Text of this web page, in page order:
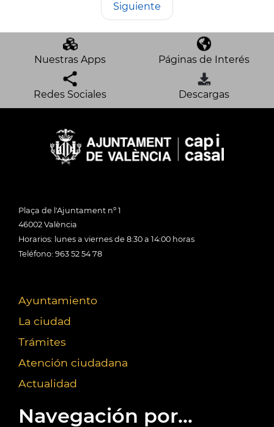
Siguiente
Nuestras Apps Páginas de Interés
Redes Sociales Descargas
Plaça de l'Ajuntament nº 1
46002 València
Horarios: lunes a viernes de 8:30 a 14:00 horas
Teléfono: 963 52 54 78
Ayuntamiento
La ciudad
Trámites
Atención ciudadana
Actualidad
Navegación por...